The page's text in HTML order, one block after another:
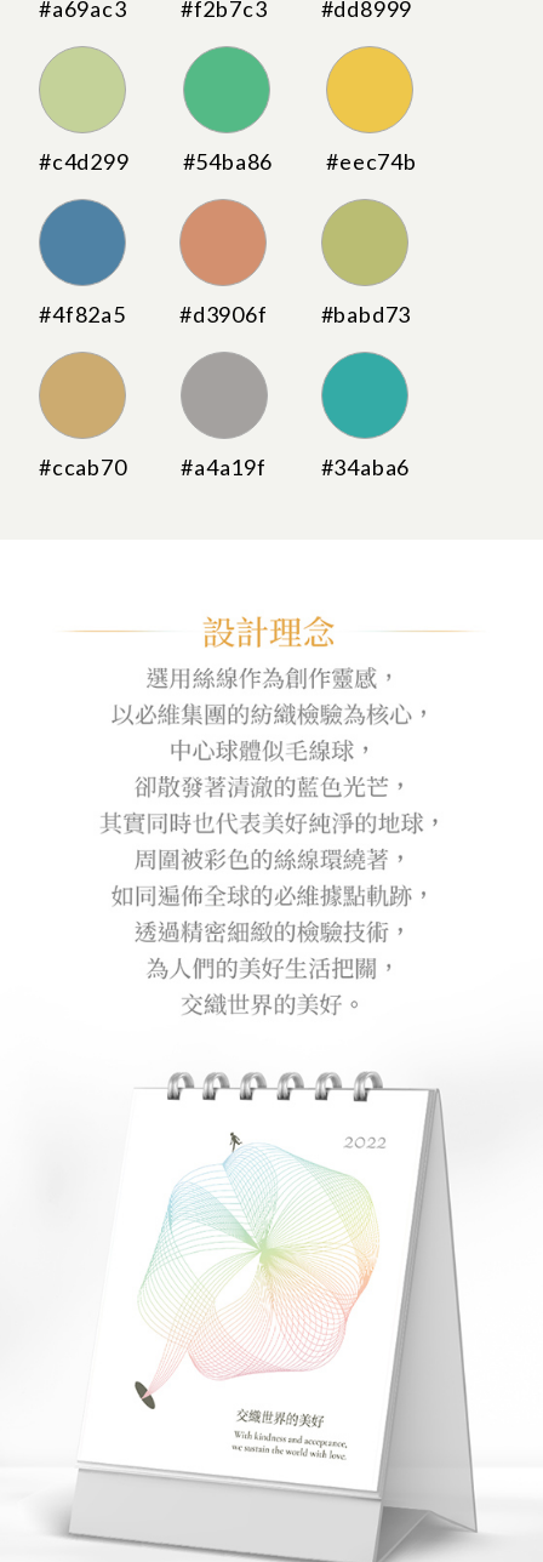
#a69ac3 #f2b7c3 #dd8999
#c4d299 #54ba86 #eec74b
#4f82a5 #d3906f #babd73
#ccab70 #a4a19f #34aba6